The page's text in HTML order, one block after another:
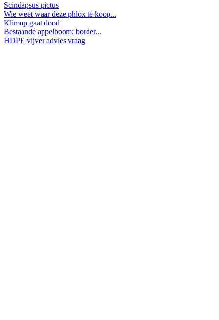
Scindapsus pictus
Wie weet waar deze phlox te koop...
Klimop gaat dood
Bestaande appelboom; border...
HDPE vijver advies vraag